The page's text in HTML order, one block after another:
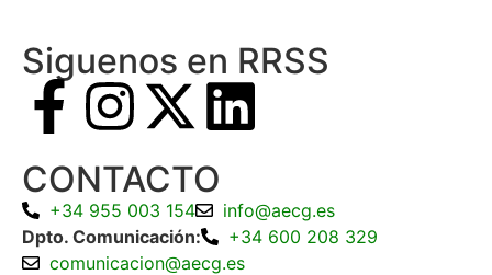
Siguenos en RRSS
CONTACTO
+34 955 003 154
info@aecg.es
Dpto. Comunicación:
+34 600 208 329
comunicacion@aecg.es